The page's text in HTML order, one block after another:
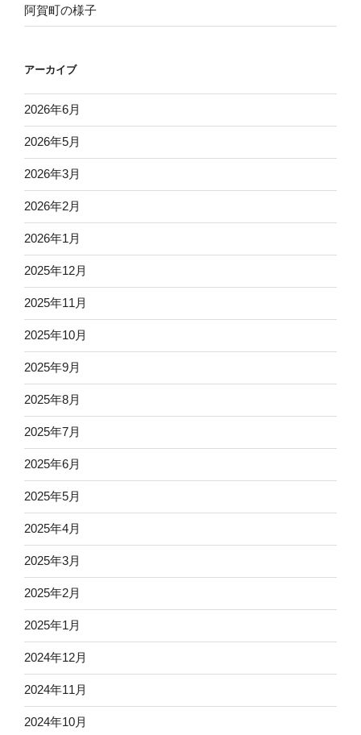
阿賀町の様子
アーカイブ
2026年6月
2026年5月
2026年3月
2026年2月
2026年1月
2025年12月
2025年11月
2025年10月
2025年9月
2025年8月
2025年7月
2025年6月
2025年5月
2025年4月
2025年3月
2025年2月
2025年1月
2024年12月
2024年11月
2024年10月